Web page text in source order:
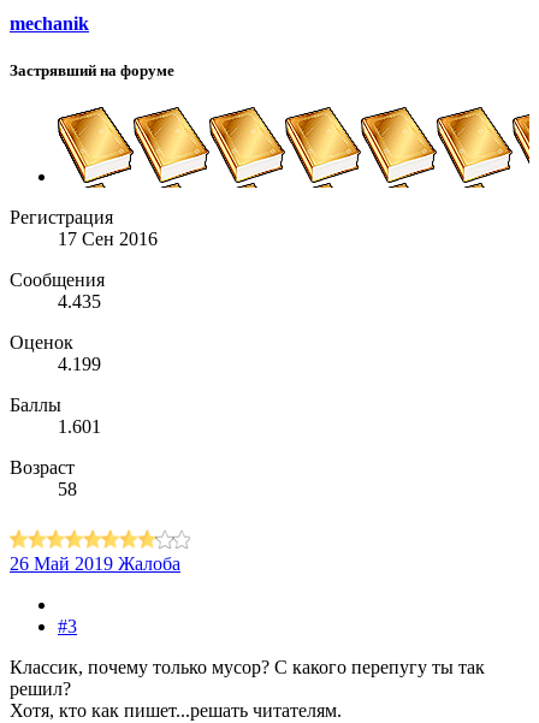
mechanik
Застрявший на форуме
Регистрация
17 Сен 2016
Сообщения
4.435
Оценок
4.199
Баллы
1.601
Возраст
58
26 Май 2019 Жалоба
#3
Классик, почему только мусор? С какого перепугу ты так
решил?
Хотя, кто как пишет...решать читателям.